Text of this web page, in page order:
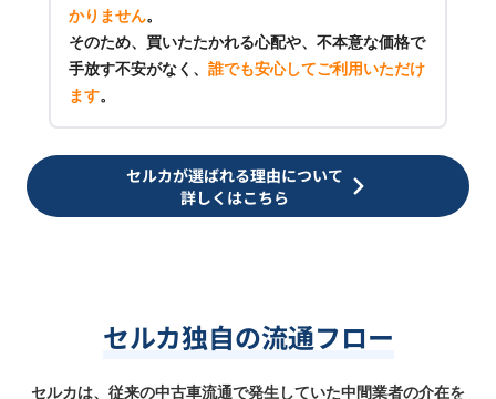
かりません。
そのため、買いたたかれる心配や、不本意な価格で
手放す不安がなく、 誰でも安心してご利用いただけ
ます。
セルカが選ばれる理由について
詳しくはこちら
セルカ独自の流通フロー
セルカは、従来の中古車流通で発生していた中間業者の介在を